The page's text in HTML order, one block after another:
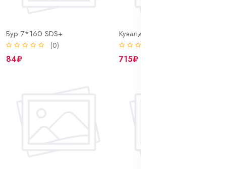
Бур 7*160 SDS+
(0)
84₽ 715₽